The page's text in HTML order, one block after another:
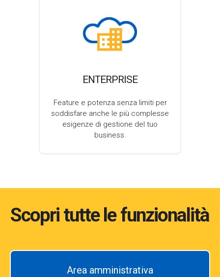
ENTERPRISE
Feature e potenza senza limiti per
soddisfare anche le più complesse
esigenze di gestione del tuo
business.
Scopri tutte le funzionalità
Area amministrativa